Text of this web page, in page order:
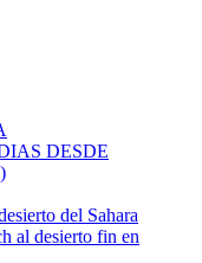
DESDE
del Sahara
al desierto fin en